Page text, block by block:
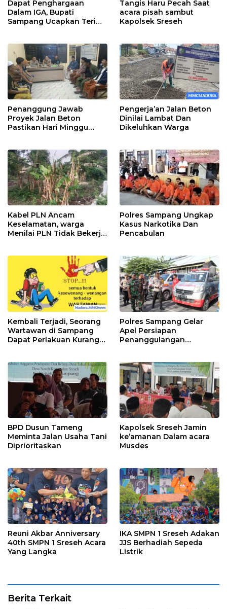
Dapat Penghargaan
Dalam IGA, Bupati
Sampang Ucapkan Terima
Tangis Haru Pecah Saat
acara pisah sambut
Kapolsek Sreseh
Penanggung Jawab
Proyek Jalan Beton
Pastikan Hari Minggu
Pengerja’an Jalan Beton
Dinilai Lambat Dan
Dikeluhkan Warga
Kabel PLN Ancam
Keselamatan, warga
Menilai PLN Tidak Bekerja
Polres Sampang Ungkap
Kasus Narkotika Dan
Pencabulan
Kembali Terjadi, Seorang
Wartawan di Sampang
Dapat Perlakuan Kurang
Polres Sampang Gelar
Apel Persiapan
Penanggulangan
BPD Dusun Tameng
Meminta Jalan Usaha Tani
Diprioritaskan
Kapolsek Sreseh Jamin
ke’amanan Dalam acara
Musdes
Reuni Akbar Anniversary
40th SMPN 1 Sreseh Acara
Yang Langka
IKA SMPN 1 Sreseh Adakan
JJS Berhadiah Sepeda
Listrik
Berita Terkait